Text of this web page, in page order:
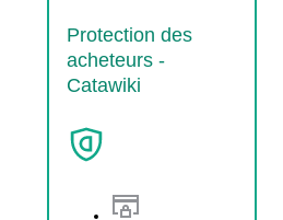
Protection des
acheteurs -
Catawiki